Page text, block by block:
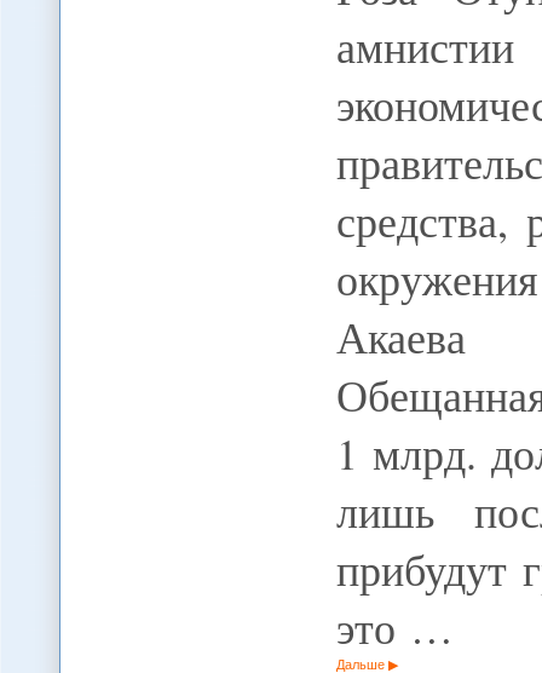
Акаева
1 млрд.
лишь
прибудут
это …
Дальше